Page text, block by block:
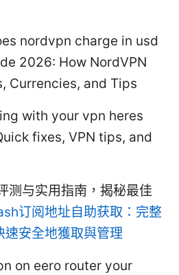
nordvpn charge in usd
2026: How NordVPN
Currencies, and Tips
with your vpn heres
fixes, VPN tips, and
测与实用指南，揭秘最佳
订阅地址自助获取：完整
速安全地獲取與管理
on eero router your